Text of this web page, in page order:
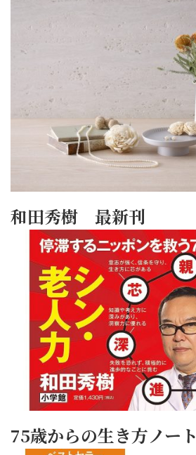
和田秀樹 最新刊
75歳からの生き方ノート